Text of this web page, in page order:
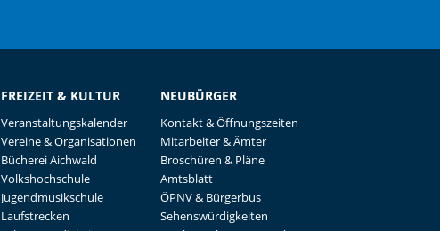
FREIZEIT & KULTUR
Veranstaltungskalender
Vereine & Organisationen
Bücherei Aichwald
Volkshochschule
Jugendmusikschule
Laufstrecken
NEUBÜRGER
Kontakt & Öffnungszeiten
Mitarbeiter & Ämter
Broschüren & Pläne
Amtsblatt
ÖPNV & Bürgerbus
Sehenswürdigkeiten